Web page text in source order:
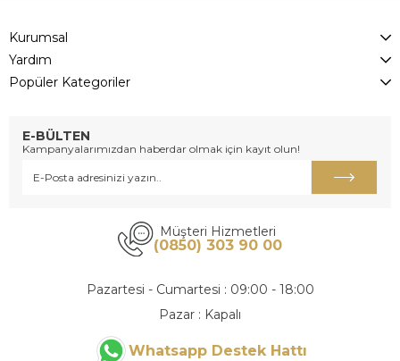
Kurumsal
Yardım
Popüler Kategoriler
E-BÜLTEN
Kampanyalarımızdan haberdar olmak için kayıt olun!
Müşteri Hizmetleri
(0850) 303 90 00
Pazartesi - Cumartesi : 09:00 - 18:00
Pazar : Kapalı
Whatsapp Destek Hattı